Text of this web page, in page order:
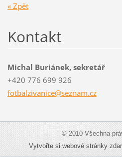
« Zpět
Kontakt
Michal Buriánek, sekretář
+420 776 699 926
fotbalzivanice@seznam.cz
© 2010 Všechna
Vytvořte si webové stránky